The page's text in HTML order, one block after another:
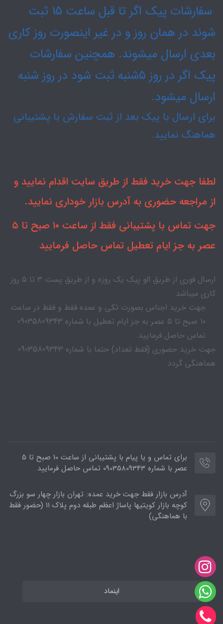
سفارشات پیک اگر تا قبل ساعت 15 ثبت
شوند در همان روز و در غیر اینصورت روز کاری
بعدی ارسال میشوند. همچنین سفارشات
پیک اگر در روز ۵شنبه ثبت شود در روز شنبه
ارسال میشود.
برای ارسال با پیک بعد از ثبت سفارش با پشتیبانی
هماهنگ نمایید.
لطفا جهت خرید فقط از طریق سایت اقدام نمایید و
از مراجعه حضوری به آدرس بازار خوداری نمایید.
جهت تماس با پشتیبانی فقط از ساعت ۱۰ صبح تا ۵
عصر به جز ایام تعطیل تماس حاصل فرمایید
ارسال فوری از طریق الو پیک یک روزه و از طریق پست ۳ تا ۵ روز
کاری میباشد.
جهت خرید اجناس بصورت تکی و عمده فقط و فقط در ساعت
۱۰ صبح تا ۵ عصر به جز ایام تعطیل با شماره 09035809343
تماس حاصل فرمایید.
جهت خرید حضوری (فقط تعداد) حتما با شماره 09035809343
هماهنگی گردد.
برای تماس و یا پیام با پشتیبانی از ساعت 10 صبح تا 5
عصر با شماره 09035809343 تماس حاصل فرمایید
آدرس بازار فقط جهت خرید عمده: تهران بازار چهار سو بزرگ
کوچه بازار کویتیها پاساژ اعظم طبقه دوم پلاک ۱۱ (حضور فقط
با هماهنگی)
اینماد